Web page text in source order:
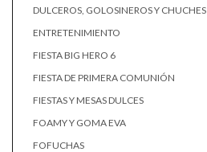
DULCEROS, GOLOSINEROS Y CHUCHES
ENTRETENIMIENTO
FIESTA BIG HERO 6
FIESTA DE PRIMERA COMUNIÓN
FIESTAS Y MESAS DULCES
FOAMY Y GOMA EVA
FOFUCHAS